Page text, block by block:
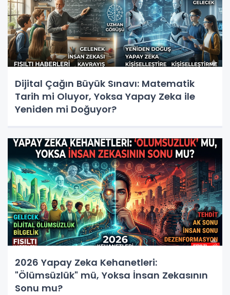
Dijital Çağın Büyük Sınavı: Matematik
Tarih mi Oluyor, Yoksa Yapay Zeka ile
Yeniden mi Doğuyor?
2026 Yapay Zeka Kehanetleri:
"Ölümsüzlük" mü, Yoksa İnsan Zekasının
Sonu mu?